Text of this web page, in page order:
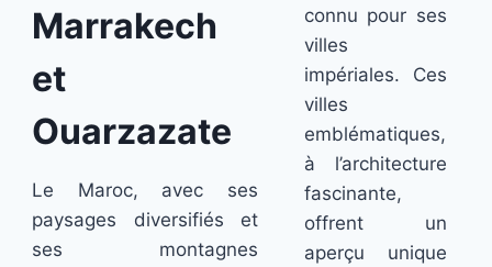
Marrakech
et
Ouarzazate
Le Maroc, avec ses
paysages diversifiés et
ses montagnes
connu pour ses
villes
impériales. Ces
villes
emblématiques,
à l’architecture
fascinante,
offrent un
aperçu unique